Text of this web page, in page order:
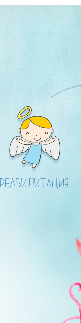
РЕАБИЛИТАЦИЯ